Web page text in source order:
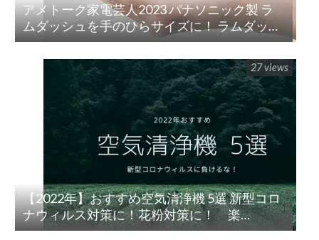
アメトーク家電芸人2023 パナソニック製 ラ
ムダッシュを手のひらサイズに！ ラムダッシ
ュ パームイン5枚刃(ES-PV3A-K)
【2022年】おすすめ空気清浄機 5選 新型コロ
ナウィルス対策に！花粉対策に！ 楽
天/Amazon/Yahoo/PayPay
27 views